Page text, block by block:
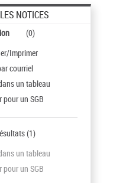
NOTICES
(0)
Imprimer
courriel
un tableau
pour un SGB
(1)
un tableau
pour un SGB